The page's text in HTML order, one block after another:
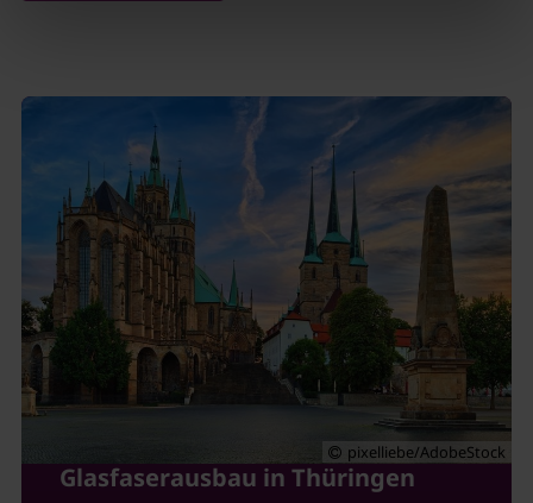
Status Ihrer Einwilligung
Glasfaserausbau in Thüringen
pixelliebe/AdobeStock